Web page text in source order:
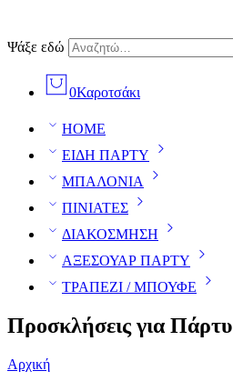
Ψάξε εδώ
0Καροτσάκι
HOME
ΕΙΔΗ ΠΑΡΤΥ
ΜΠΑΛΟΝΙΑ
ΠΙΝΙΑΤΕΣ
ΔΙΑΚΟΣΜΗΣΗ
ΑΞΕΣΟΥΑΡ ΠΑΡΤΥ
ΤΡΑΠΕΖΙ / ΜΠΟΥΦΕ
Προσκλήσεις για Πάρτυ
Αρχική